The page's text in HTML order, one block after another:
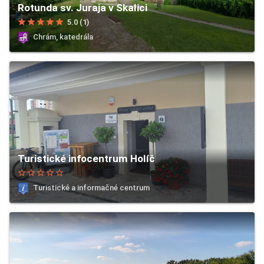
Rotunda sv. Juraja v Skalici
starstarstarstarstar 5.0 (1)
Chrám, katedrála
Turistické infocentrum Holíč
star_borderstar_borderstar_borderstar_borderstar_border
Turistické a informačné centrum